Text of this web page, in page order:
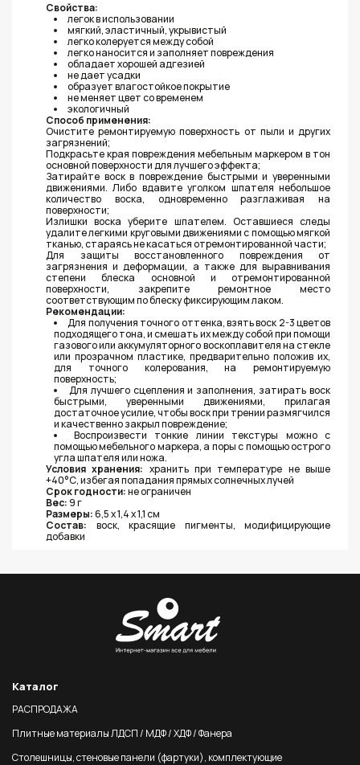
Свойства:
легок в использовании
мягкий, эластичный, укрывистый
легко колеруется между собой
легко наносится и заполняет повреждения
обладает хорошей адгезией
не дает усадки
образует влагостойкое покрытие
не меняет цвет со временем
экологичный
Способ применения:
Очистите ремонтируемую поверхность от пыли и других
загрязнений;
Подкрасьте края повреждения мебельным маркером в тон
основной поверхности для лучшего эффекта;
Затирайте воск в повреждение быстрыми и уверенными
движениями. Либо вдавите уголком шпателя небольшое
количество воска, одновременно разглаживая на
поверхности;
Излишки воска уберите шпателем. Оставшиеся следы
удалите легкими круговыми движениями с помощью мягкой
тканью, стараясь не касаться отремонтированной части;
Для защиты восстановленного повреждения от
загрязнения и деформации, а также для выравнивания
степени блеска основной и отремонтированной
поверхности, закрепите ремонтное место
соответствующим по блеску фиксирующим лаком.
Рекомендации:
Для получения точного оттенка, взять воск 2-3 цветов
подходящего тона, и смешать их между собой при помощи
газового или аккумуляторного воскоплавителя на стекле
или прозрачном пластике, предварительно положив их,
для точного колерования, на ремонтируемую
поверхность;
Для лучшего сцепления и заполнения, затирать воск
быстрыми, уверенными движениями, прилагая
достаточное усилие, чтобы воск при трении размягчился
и качественно закрыл повреждение;
Воспроизвести тонкие линии текстуры можно с
помощью мебельного маркера, а поры с помощью острого
угла шпателя или ножа.
Условия хранения: хранить при температуре не выше
+40°С, избегая попадания прямых солнечных лучей
Срок годности:не ограничен
Вес:9 г
Размеры:6,5 х 1,4 х 1,1 см
Состав: воск, красящие пигменты, модифицирующие
добавки
Каталог
РАСПРОДАЖА
Плитные материалы ЛДСП / МДФ / ХДФ / Фанера
Столешницы, стеновые панели (фартуки), комплектующие